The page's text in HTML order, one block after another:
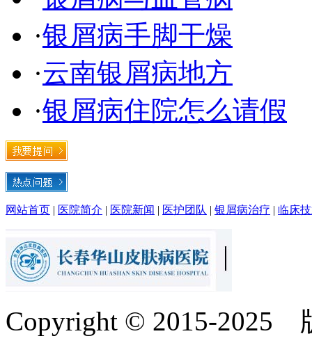
·银屑病手脚干燥
·云南银屑病地方
·银屑病住院怎么请假
网站首页 | 医院简介 | 医院新闻 | 医护团队 | 银屑病治疗 | 临床
Copyright © 2015-2025